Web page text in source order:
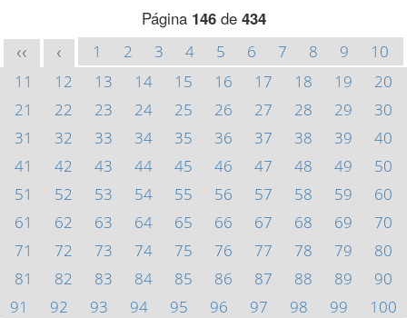
Página 146de 434
<< < 1 2 3 4 5 6 7 8 9
10
11
12 13 14 15 16 17 18 19
20
21
22 23 24 25 26 27 28 29
30
31
32 33 34 35 36 37 38 39
40
41
42 43 44 45 46 47 48 49
50
51
52 53 54 55 56 57 58 59
60
61
62 63 64 65 66 67 68 69
70
71
72 73 74 75 76 77 78 79
80
81
82 83 84 85 86 87 88 89
90
91
92 93 94 95 96 97 98 99
100